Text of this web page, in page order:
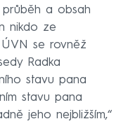
a obsah
nikdo ze
se rovněž
Radka
stavu pana
stavu pana
jeho nejbližším,“